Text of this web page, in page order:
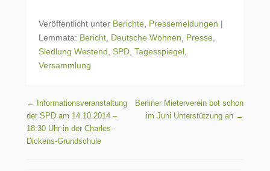
Veröffentlicht unter Berichte Pressemeldungen |
Lemmata: Bericht Deutsche Wohnen Presse
Siedlung Westend SPD Tagesspiegel
Versammlung
Beitragsnavigation
←
Informationsveranstaltung
der SPD am 14.10.2014 –
18:30 Uhr in der Charles-
Dickens-Grundschule
Berliner Mieterverein bot schon
im Juni Unterstützung an →